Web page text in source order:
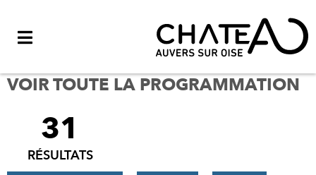
VOIR TOUTE LA PROGRAMMATION
FILTRER
RÉSULTATS
31
RÉSULTATS